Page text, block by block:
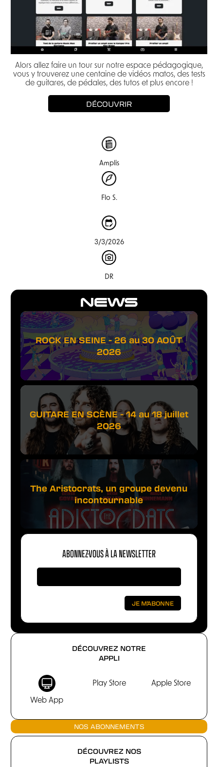
DÉCOUVREZ NOTRE
APPLI
Web App
Play Store Apple Store
NOS ABONNEMENTS
DÉCOUVREZ NOS
PLAYLISTS
NEWS
ROCK EN SEINE - 26 au 30 AOÛT
2026
GUITARE EN SCÈNE - 14 au 18 juillet
2026
The Aristocrats, un groupe devenu
incontournable
ABONNEZ-VOUS À LA NEWSLETTER
Alors allez faire un tour sur notre espace pédagogique,
vous y trouverez une centaine de vidéos matos, des tests
de guitares, de pédales, des tutos et plus encore !
DÉCOUVRIR
Amplis
Flo S.
3/3/2026
DR